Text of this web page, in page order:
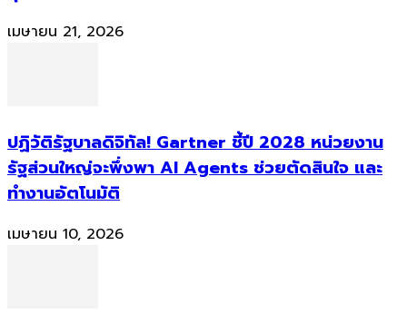
เมษายน 21, 2026
ปฏิวัติรัฐบาลดิจิทัล! Gartner ชี้ปี 2028 หน่วยงาน
รัฐส่วนใหญ่จะพึ่งพา AI Agents ช่วยตัดสินใจ และ
ทำงานอัตโนมัติ
เมษายน 10, 2026